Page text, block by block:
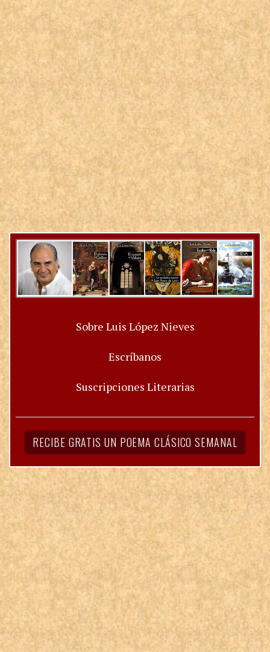
Sobre Luis López Nieves
Escríbanos
Suscripciones Literarias
RECIBE GRATIS UN POEMA CLÁSICO SEMANAL